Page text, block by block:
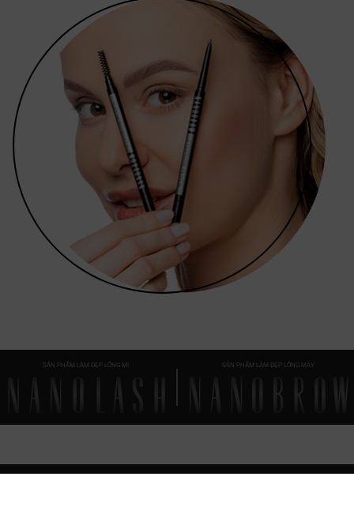
SẢN PHẨM LÀM ĐẸP LÔNG MI SẢN PHẨM LÀM ĐẸP LÔNG MÀY